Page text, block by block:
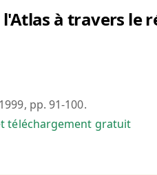
l'Atlas à travers
pp. 91-100.
téléchargement gratuit